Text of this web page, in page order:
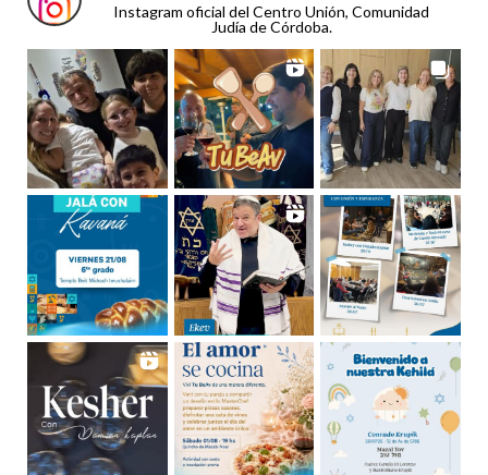
Instagram oficial del Centro Unión, Comunidad
Judía de Córdoba.